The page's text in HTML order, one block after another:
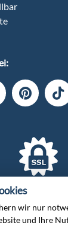
wir nur
und Ihre